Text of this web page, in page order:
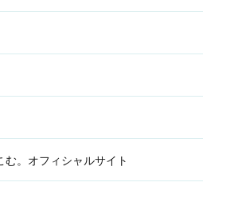
む。オフィシャルサイト